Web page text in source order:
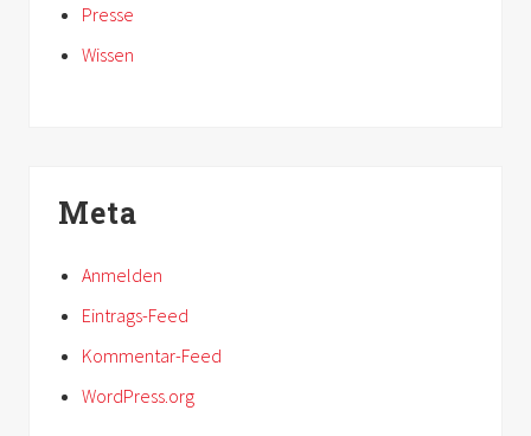
Presse
Wissen
Meta
Anmelden
Eintrags-Feed
Kommentar-Feed
WordPress.org